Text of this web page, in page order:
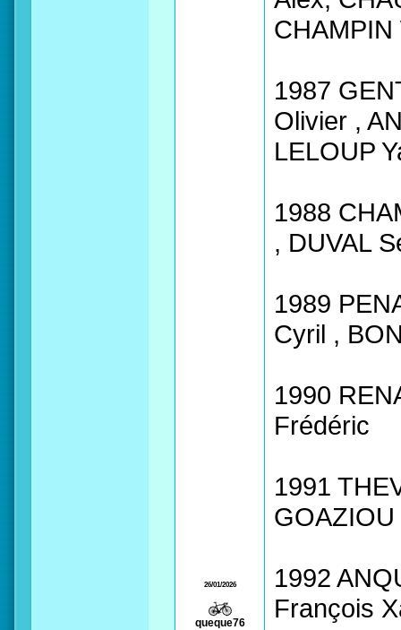
26/01/2026
queque76
CHAMPIN
1987
Olivier ,
LELOUP
1988
, DUVAL
1989
Cyril ,
1990
Frédéric
1991
GOAZIOU
1992
François